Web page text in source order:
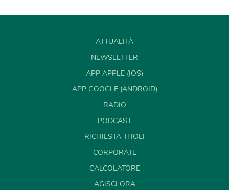
ATTUALITÀ
NEWSLETTER
APP APPLE (IOS)
APP GOOGLE (ANDROID)
RADIO
PODCAST
RICHIESTA TITOLI
CORPORATE
CALCOLATORE
AGISCI ORA